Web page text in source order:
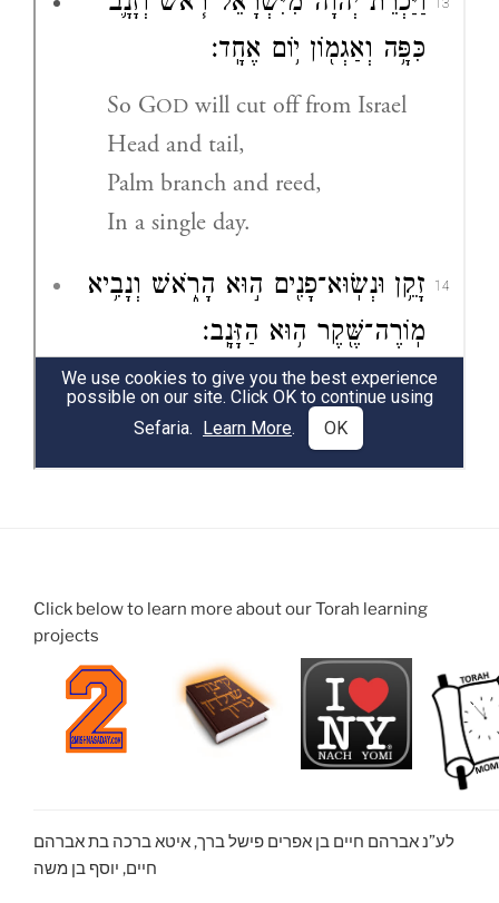
Click below to learn more about our Torah learning
projects
לע”נ אברהם חיים בן אפרים פישל ברך, איטא ברכה בת אברהם
חיים, יוסף בן משה